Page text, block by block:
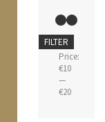
Min
price
Max
price
FILTER
Price:
€10
—
€20